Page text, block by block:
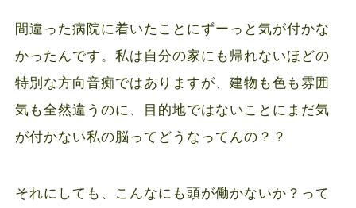
間違った病院に着いたことにずーっと気が付かな
かったんです。私は自分の家にも帰れないほどの
特別な方向音痴ではありますが、建物も色も雰囲
気も全然違うのに、目的地ではないことにまだ気
が付かない私の脳ってどうなってんの？？
それにしても、こんなにも頭が働かないか？って